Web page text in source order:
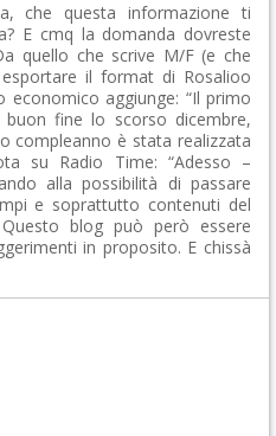
che questa informazione ti
E cmq la domanda dovreste
quello che scrive M/F (e che
il format di Rosalioo
aggiunge: “Il primo
fine lo scorso dicembre,
compleanno è stata realizzata
su Radio Time: “Adesso –
alla possibilità di passare
e soprattutto contenuti del
blog può però essere
in proposito. E chissà